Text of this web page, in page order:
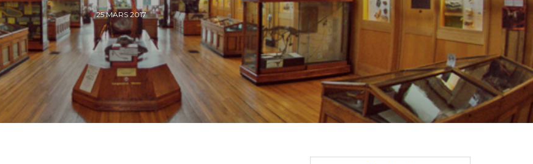
25 MARS 2017